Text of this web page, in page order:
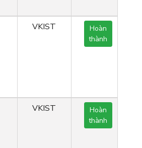
VKIST
Hoàn
thành
VKIST
Hoàn
thành